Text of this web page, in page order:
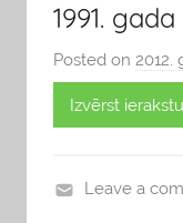
1991.
Posted on 2012.
Izvērst ierakstu
Leave a